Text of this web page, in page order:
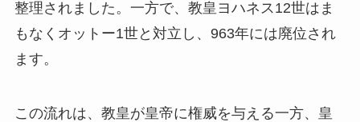
整理されました。一方で、教皇ヨハネス12世はま
もなくオットー1世と対立し、963年には廃位され
ます。
この流れは、教皇が皇帝に権威を与える一方、皇